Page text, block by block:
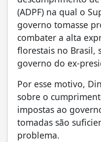
(ADPF) na qual o
governo tomasse
combater a alta
florestais no Brasil,
governo do ex-
Por esse motivo,
sobre o
impostas ao
tomadas são
problema.